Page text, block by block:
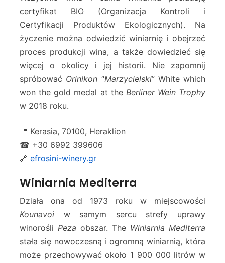
certyfikat BIO (Organizacja Kontroli i
Certyfikacji Produktów Ekologicznych). Na
życzenie można odwiedzić winiarnię i obejrzeć
proces produkcji wina, a także dowiedzieć się
więcej o okolicy i jej historii. Nie zapomnij
spróbować Orinikon “Marzycielski” White which
won the gold medal at the Berliner Wein Trophy
w 2018 roku.
📍 Kerasia, 70100, Heraklion
☎ +30 6992 399606
🔗 efrosini-winery.gr
Winiarnia Mediterra
Działa ona od 1973 roku w miejscowości
Kounavoi w samym sercu strefy uprawy
winorośli Peza obszar. The Winiarnia Mediterra
stała się nowoczesną i ogromną winiarnią, która
może przechowywać około 1 900 000 litrów w